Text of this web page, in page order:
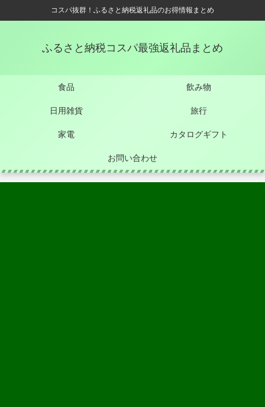
コスパ抜群！ふるさと納税返礼品のお得情報まとめ
ふるさと納税コスパ最強返礼品まとめ
食品 飲み物
日用雑貨 旅行
家電 カタログギフト
お問い合わせ